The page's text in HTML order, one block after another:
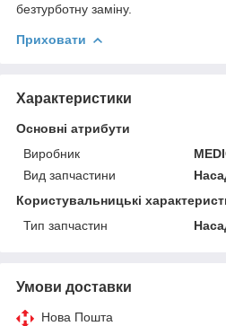
безтурботну заміну.
Приховати
Характеристики
Основні атрибути
Виробник
Вид запчастини
Користувальницькі
Тип запчастин
Умови доставки
Нова Пошта